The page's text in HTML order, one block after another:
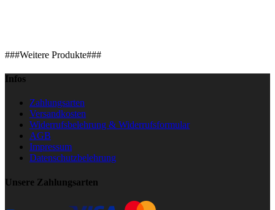
###Weitere Produkte###
Infos
Zahlungsarten
Versandkosten
Widerrufsbelehrung & Widerrufsformular
AGB
Impressum
Datenschutzbelehrung
Unsere Zahlungsarten